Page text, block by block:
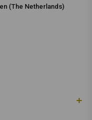
(The Netherlands)